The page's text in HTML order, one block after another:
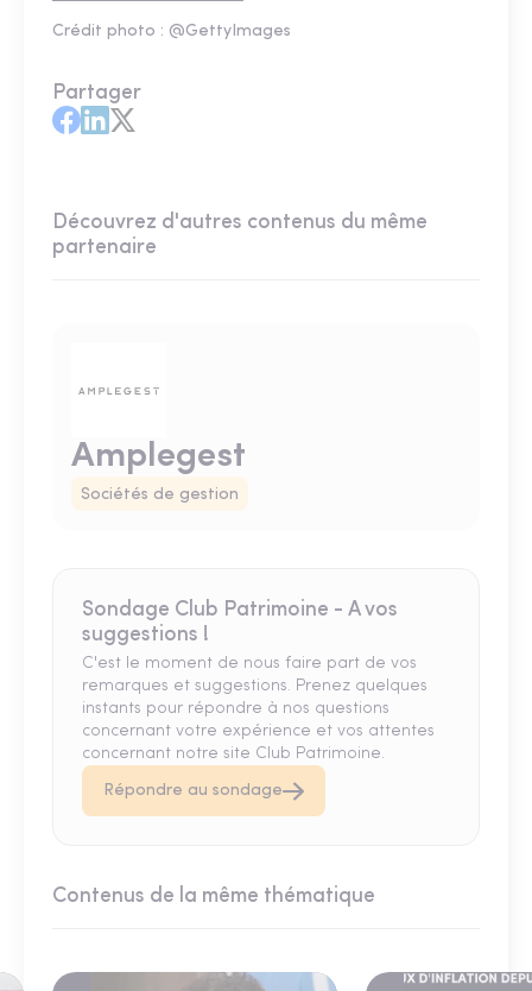
Crédit photo : @GettyImages
Partager
Découvrez d'autres contenus du même
partenaire
Amplegest
Sociétés de gestion
Sondage Club Patrimoine - A vos
suggestions !
C'est le moment de nous faire part de vos
remarques et suggestions. Prenez quelques
instants pour répondre à nos questions
concernant votre expérience et vos attentes
concernant notre site Club Patrimoine.
Répondre au sondage
Contenus de la même thématique